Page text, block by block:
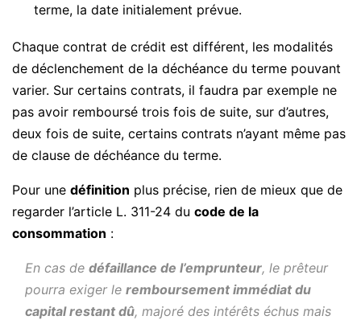
terme, la date initialement prévue.
Chaque contrat de crédit est différent, les modalités
de déclenchement de la déchéance du terme pouvant
varier. Sur certains contrats, il faudra par exemple ne
pas avoir remboursé trois fois de suite, sur d’autres,
deux fois de suite, certains contrats n’ayant même pas
de clause de déchéance du terme.
Pour une définition plus précise, rien de mieux que de
regarder l’article L. 311-24 du code de la
consommation :
En cas de défaillance de l’emprunteur, le prêteur
pourra exiger le remboursement immédiat du
capital restant dû, majoré des intérêts échus mais